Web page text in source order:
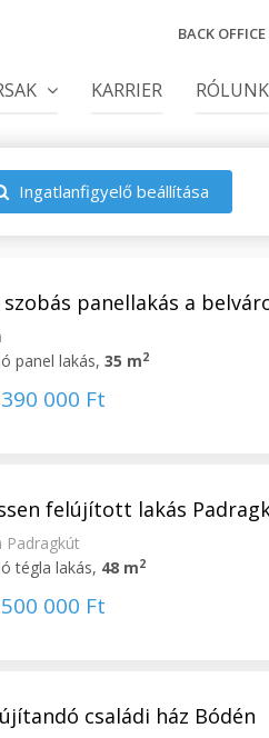
BACK OFFICE
KARRIER RÓLUNK
Ingatlanfigyelő beállítása
szobás panellakás a
panel lakás,35 m2
000 Ft
felújított lakás
Padragkút
tégla lakás, 48 m2
000 Ft
családi ház Bódén